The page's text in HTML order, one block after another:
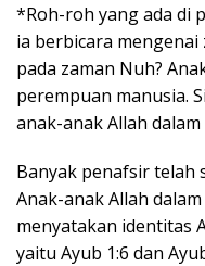
*Roh-roh yang ada di
ia berbicara
pada zaman Nuh?
perempuan manusia.
anak-anak Allah dalam
Banyak penafsir telah
Anak-anak Allah
menyatakan identitas
yaitu Ayub 1:6 dan